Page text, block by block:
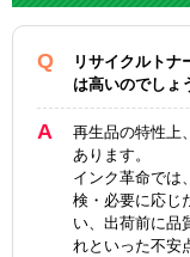
対応
純正型番
カラー
ICチップ
製品タイプ
リサイクルトナ
は高いのでしょ
再生品の特性上
あります。
インク革命では
検・必要に応じ
い、出荷前に品
れといった不安